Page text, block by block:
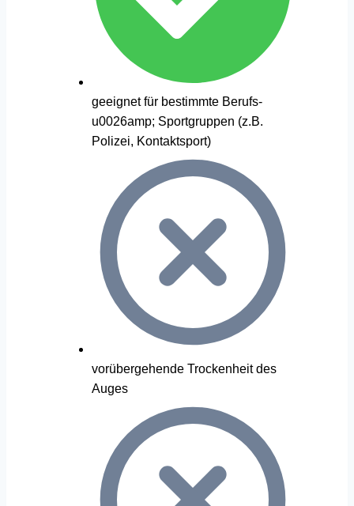
geeignet für bestimmte Berufs-
u0026amp; Sportgruppen (z.B.
Polizei, Kontaktsport)
vorübergehende Trockenheit des
Auges